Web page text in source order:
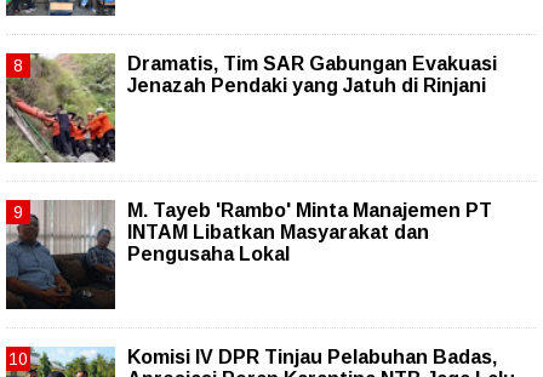
Dramatis, Tim SAR Gabungan Evakuasi
Jenazah Pendaki yang Jatuh di Rinjani
M. Tayeb 'Rambo' Minta Manajemen PT
INTAM Libatkan Masyarakat dan
Pengusaha Lokal
Komisi IV DPR Tinjau Pelabuhan Badas,